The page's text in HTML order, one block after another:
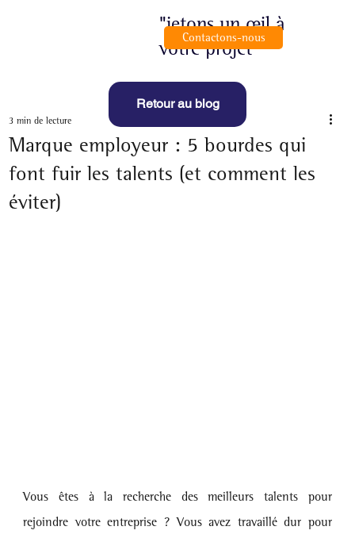
"jetons un œil à
votre projet"
Contactons-nous
Marque employeur : 5 bourdes qui
font fuir les talents (et comment les
éviter)
3 min de lecture
Vous êtes à la recherche des meilleurs talents pour
rejoindre votre entreprise ? Vous avez travaillé dur pour
Retour au blog